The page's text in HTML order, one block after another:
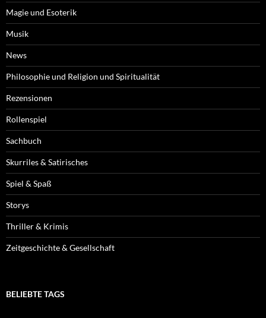
Magie und Esoterik
Musik
News
Philosophie und Religion und Spiritualität
Rezensionen
Rollenspiel
Sachbuch
Skurriles & Satirisches
Spiel & Spaß
Storys
Thriller & Krimis
Zeitgeschichte & Gesellschaft
BELIEBTE TAGS